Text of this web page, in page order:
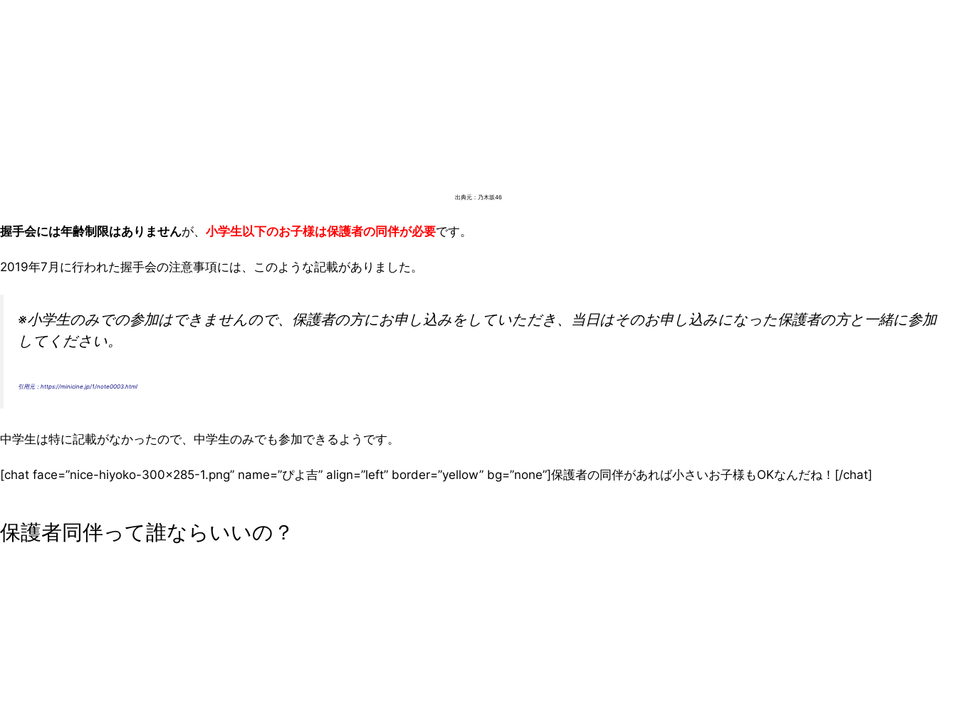
出典元：乃木坂46
握手会には年齢制限はありませんが、 小学生以下のお子様は保護者の同伴が必要です。
2019年7月に行われた握手会の注意事項には、このような記載がありました。
※小学生のみでの参加はできませんので、保護者の方にお申し込みをしていただき、当日はそのお申し込みになった保護者の方と一緒に参加
してください。
引用元： https://minicine.jp/1/note0003.html
中学生は特に記載がなかったので、中学生のみでも参加できるようです。
[chat face=”nice-hiyoko-300×285-1.png” name=”ぴよ吉” align=”left” border=”yellow” bg=”none”]保護者の同伴があれば小さいお子様もOKなんだね！[/chat]
保護者同伴って誰ならいいの？